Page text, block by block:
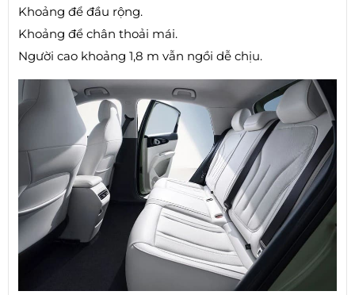
Khoảng để đầu rộng.
Khoảng để chân thoải mái.
Người cao khoảng 1,8 m vẫn ngồi dễ chịu.